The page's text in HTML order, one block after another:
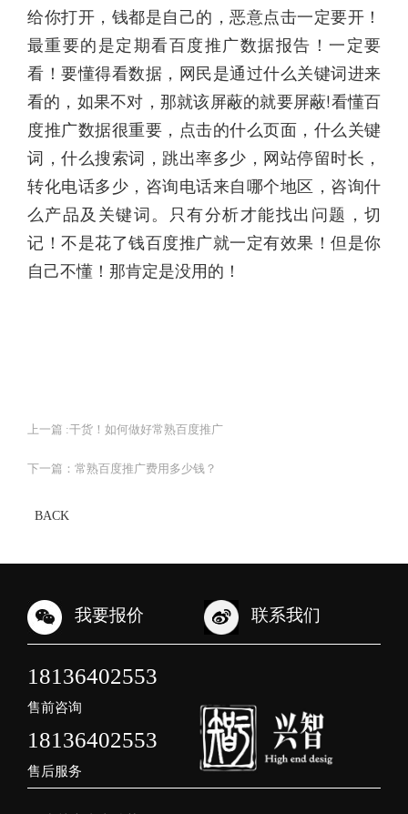
给你打开，钱都是自己的，恶意点击一定要开！
最重要的是定期看百度推广数据报告！一定要
看！要懂得看数据，网民是通过什么关键词进来
看的，如果不对，那就该屏蔽的就要屏蔽!看懂百
度推广数据很重要，点击的什么页面，什么关键
词，什么搜索词，跳出率多少，网站停留时长，
转化电话多少，咨询电话来自哪个地区，咨询什
么产品及关键词。只有分析才能找出问题，切
记！不是花了钱百度推广就一定有效果！但是你
自己不懂！那肯定是没用的！
上一篇 :干货！如何做好常熟百度推广
下一篇： 常熟百度推广费用多少钱？
BACK
我要报价 联系我们
18136402553
售前咨询
18136402553
售后服务